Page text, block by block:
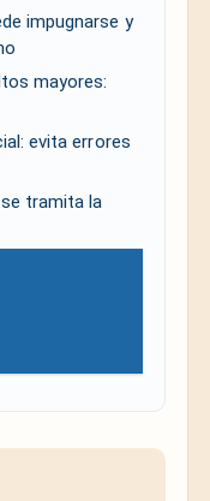
impugnarse y
mayores:
evita errores
tramita la